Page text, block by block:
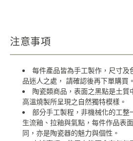
注意事項
每件產品皆為手工製作，尺寸及
品迷人之處， 請確認後再下單購買。
陶瓷類商品，表面之黑點是土質
高溫燒製所呈現之自然獨特模樣。
部分手工製程，非機械化的工整
生流釉、拉釉與氣點，每件作品表
同，亦是陶瓷器的魅力與個性。